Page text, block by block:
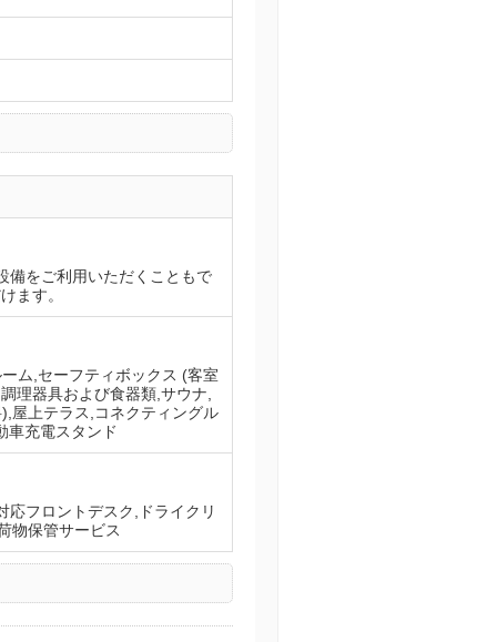
備をご利用いただくこともで
ます。
ム,セーフティボックス (客室
理器具および食器類,サウナ,
屋上テラス,コネクティングル
車充電スタンド
フロントデスク,ドライクリ
物保管サービス